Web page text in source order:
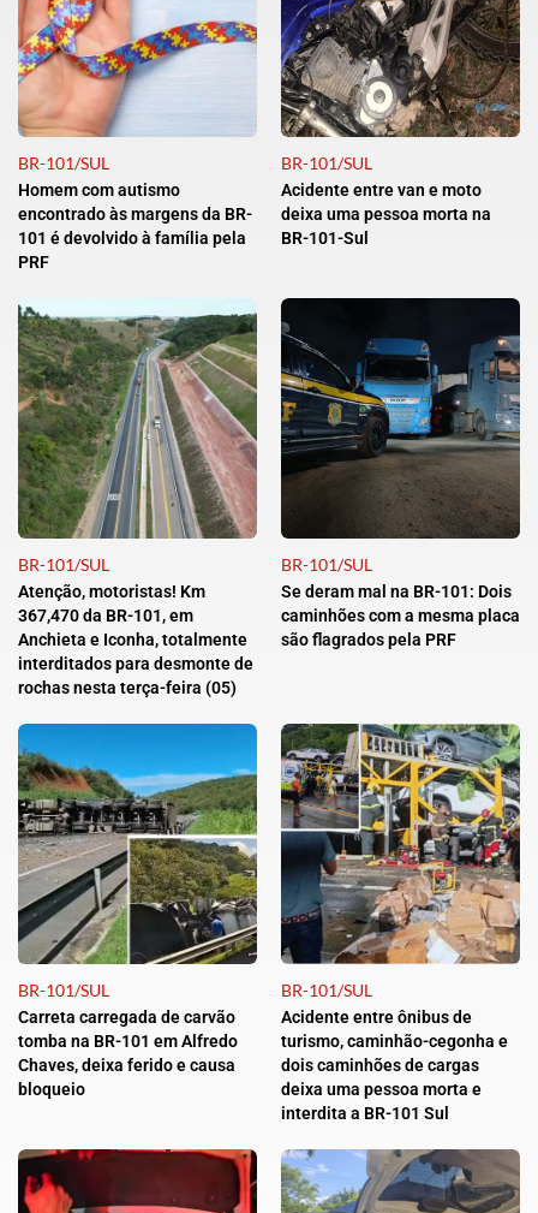
BR-101/SUL
Homem com autismo
encontrado às margens da BR-
101 é devolvido à família pela
PRF
BR-101/SUL
Acidente entre van e moto
deixa uma pessoa morta na
BR-101-Sul
BR-101/SUL
Atenção, motoristas! Km
367,470 da BR-101, em
Anchieta e Iconha, totalmente
interditados para desmonte de
rochas nesta terça-feira (05)
BR-101/SUL
Se deram mal na BR-101: Dois
caminhões com a mesma placa
são flagrados pela PRF
BR-101/SUL
Carreta carregada de carvão
tomba na BR-101 em Alfredo
Chaves, deixa ferido e causa
bloqueio
BR-101/SUL
Acidente entre ônibus de
turismo, caminhão-cegonha e
dois caminhões de cargas
deixa uma pessoa morta e
interdita a BR-101 Sul